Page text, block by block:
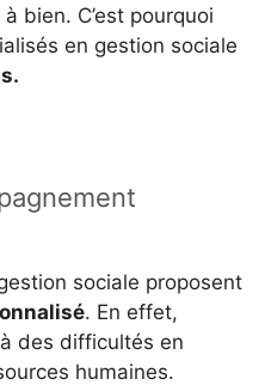
bien. C’est pourquoi
en gestion sociale
sociale proposent
. En effet,
des difficultés en
humaines.